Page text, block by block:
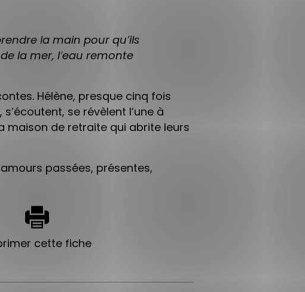
la main pour qu’ils
la mer, l’eau remonte
Hélène, presque cinq fois
se révèlent l’une à
maison de retraite qui abrite leurs
passées, présentes,
cette fiche